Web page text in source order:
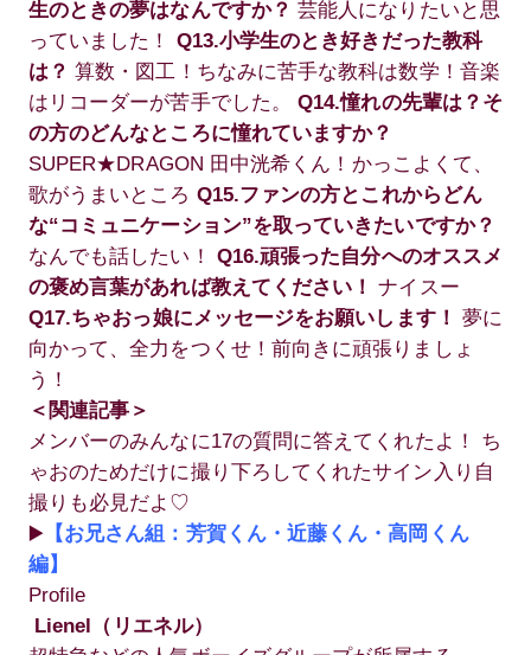
生のときの夢はなんですか？ 芸能人になりたいと思
っていました！ Q13.小学生のとき好きだった教科
は？ 算数・図工！ちなみに苦手な教科は数学！音楽
はリコーダーが苦手でした。Q14.憧れの先輩は？そ
の方のどんなところに憧れていますか？
SUPER★DRAGON 田中洸希くん！かっこよくて、
歌がうまいところ Q15.ファンの方とこれからどん
な“コミュニケーション”を取っていきたいですか？
なんでも話したい！ Q16.頑張った自分へのオススメ
の褒め言葉があれば教えてください！
ナイスー
Q17.ちゃおっ娘にメッセージをお願いします！
夢に
向かって、全力をつくせ！前向きに頑張りましょ
う！
＜関連記事＞
メンバーのみんなに17の質問に答えてくれたよ！ ち
ゃおのためだけに撮り下ろしてくれたサイン入り自
撮りも必見だよ♡
▶️【お兄さん組：芳賀くん・近藤くん・高岡くん
編】
Profile
Lienel（リエネル）